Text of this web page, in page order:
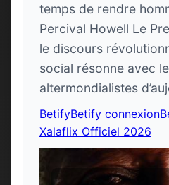
temps de rendre
Percival Howell Le
le discours
social résonne avec
altermondialistes
BetifyBetify connexion
Xalaflix Officiel 2026